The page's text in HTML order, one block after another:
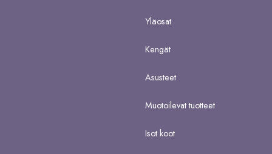
Yläosat
Kengät
Asusteet
Muotoilevat tuotteet
Isot koot